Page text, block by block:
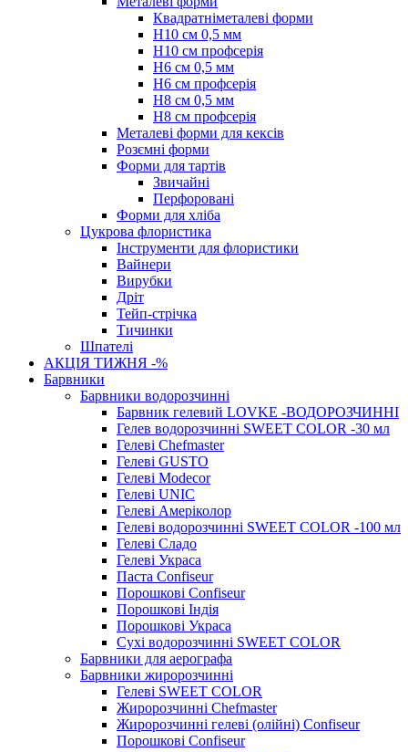
Квадратніметалеві форми
Н10 см 0,5 мм
Н10 см профсерія
Н6 см 0,5 мм
Н6 см профсерія
Н8 см 0,5 мм
Н8 см профсерія
Металеві форми для кексів
Розємні форми
Форми для тартів
Звичайні
Перфоровані
Форми для хліба
Цукрова флористика
Інструменти для флористики
Вайнери
Вирубки
Дріт
Тейп-стрічка
Тичинки
Шпателі
АКЦІЯ ТИЖНЯ -%
Барвники
Барвники водорозчинні
Барвник гелевий LOVKE -ВОДОРОЗЧИННІ
Гелев водорозчинні SWEET COLOR -30 мл
Гелеві Chefmaster
Гелеві GUSTO
Гелеві Modecor
Гелеві UNIC
Гелеві Амеріколор
Гелеві водорозчинні SWEET COLOR -100 мл
Гелеві Сладо
Гелеві Украса
Паста Confiseur
Порошкові Confiseur
Порошкові Індія
Порошкові Украса
Сухі водорозчинні SWEET COLOR
Барвники для аерографа
Барвники жиророзчинні
Гелеві SWEET COLOR
Жиророзчинні Chefmaster
Жиророзчинні гелеві (олійні) Confiseur
Порошкові Confiseur